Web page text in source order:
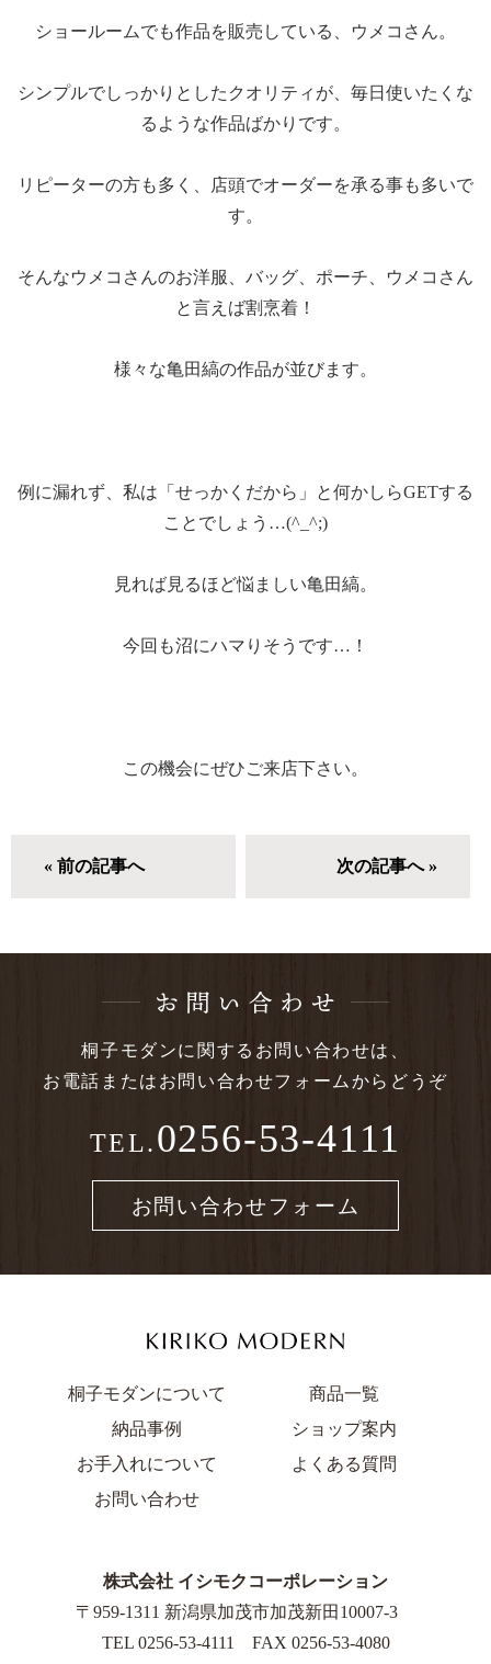
ショールームでも作品を販売している、ウメコさん。
シンプルでしっかりとしたクオリティが、毎日使いたくな
るような作品ばかりです。
リピーターの方も多く、店頭でオーダーを承る事も多いで
す。
そんなウメコさんのお洋服、バッグ、ポーチ、ウメコさん
と言えば割烹着！
様々な亀田縞の作品が並びます。
例に漏れず、私は「せっかくだから」と何かしらGETする
ことでしょう…(^_^;)
見れば見るほど悩ましい亀田縞。
今回も沼にハマりそうです…！
この機会にぜひご来店下さい。
« 前の記事へ 次の記事へ »
桐子モダンに関する お問い合わせは、
お電話または お問い合わせフォームからどうぞ
TEL.0256-53-4111
お問い合わせフォーム
桐子モダンについて
商品一覧
納品事例
ショップ案内
お手入れについて
よくある質問
お問い合わせ
株式会社 イシモクコーポレーション
〒959-1311 新潟県加茂市加茂新田10007-3
TEL 0256-53-4111 FAX 0256-53-4080